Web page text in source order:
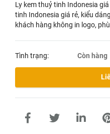
Ly kem thuỷ tinh Indonesia
tinh Indonesia giá rẻ, kiểu
khách hàng không in logo,
Tình trạng: Còn hàng